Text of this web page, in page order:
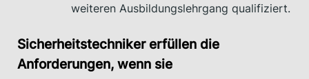
weiteren Ausbildungslehrgang qualifiziert.
Sicherheitstechniker erfüllen die
Anforderungen, wenn sie